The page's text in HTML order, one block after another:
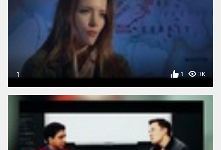
1 1 3K